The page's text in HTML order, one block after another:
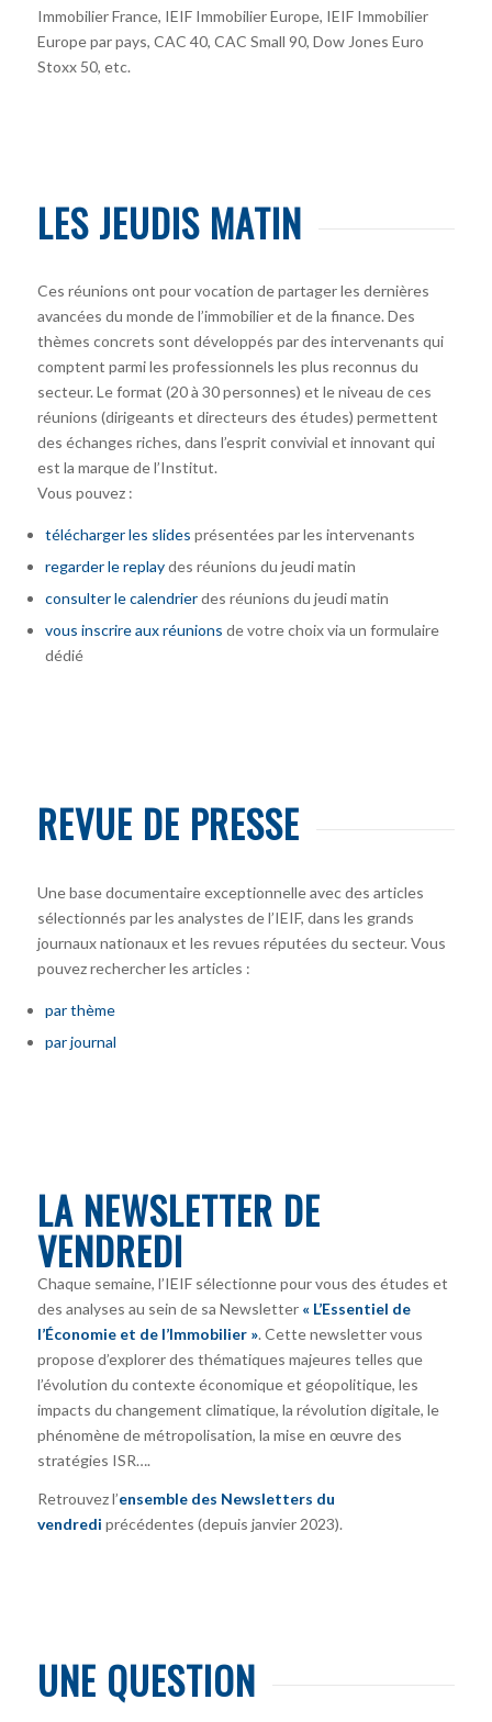
Immobilier France, IEIF Immobilier Europe, IEIF Immobilier
Europe par pays, CAC 40, CAC Small 90, Dow Jones Euro
Stoxx 50, etc.
LES JEUDIS MATIN
Ces réunions ont pour vocation de partager les dernières
avancées du monde de l’immobilier et de la finance. Des
thèmes concrets sont développés par des intervenants qui
comptent parmi les professionnels les plus reconnus du
secteur. Le format (20 à 30 personnes) et le niveau de ces
réunions (dirigeants et directeurs des études) permettent
des échanges riches, dans l’esprit convivial et innovant qui
est la marque de l’Institut.
Vous pouvez :
télécharger les slides présentées par les intervenants
regarder le replaydes réunions du jeudi matin
consulter le calendrierdes réunions du jeudi matin
vous inscrire aux réunions de votre choix via un formulaire
dédié
REVUE DE PRESSE
Une base documentaire exceptionnelle avec des articles
sélectionnés par les analystes de l’IEIF, dans les grands
journaux nationaux et les revues réputées du secteur. Vous
pouvez rechercher les articles :
par thème
par journal
LA NEWSLETTER DE
VENDREDI
Chaque semaine, l’IEIF sélectionne pour vous des études et
des analyses au sein de sa Newsletter « L’Essentiel de
l’Économie et de l’Immobilier ». Cette newsletter vous
propose d’explorer des thématiques majeures telles que
l’évolution du contexte économique et géopolitique, les
impacts du changement climatique, la révolution digitale, le
phénomène de métropolisation, la mise en œuvre des
stratégies ISR….
Retrouvez l’ensemble des Newsletters du
vendredi précédentes (depuis janvier 2023).
UNE QUESTION